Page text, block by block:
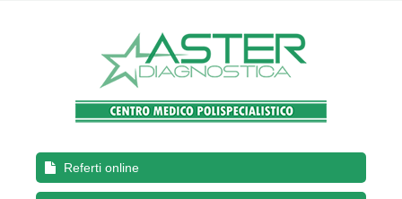
Referti online